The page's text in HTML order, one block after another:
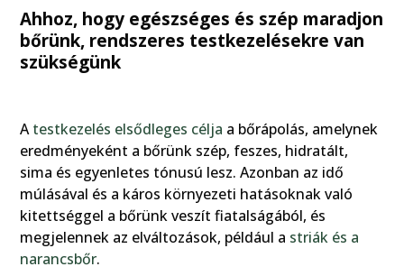
Ahhoz, hogy egészséges és szép maradjon
bőrünk, rendszeres testkezelésekre van
szükségünk
Atestkezelés elsődleges célja a bőrápolás, amelynek
eredményeként a bőrünk szép, feszes, hidratált,
sima és egyenletes tónusú lesz. Azonban az idő
múlásával és a káros környezeti hatásoknak való
kitettséggel a bőrünk veszít fiatalságából, és
megjelennek az elváltozások, például a striák és a
narancsbőr.